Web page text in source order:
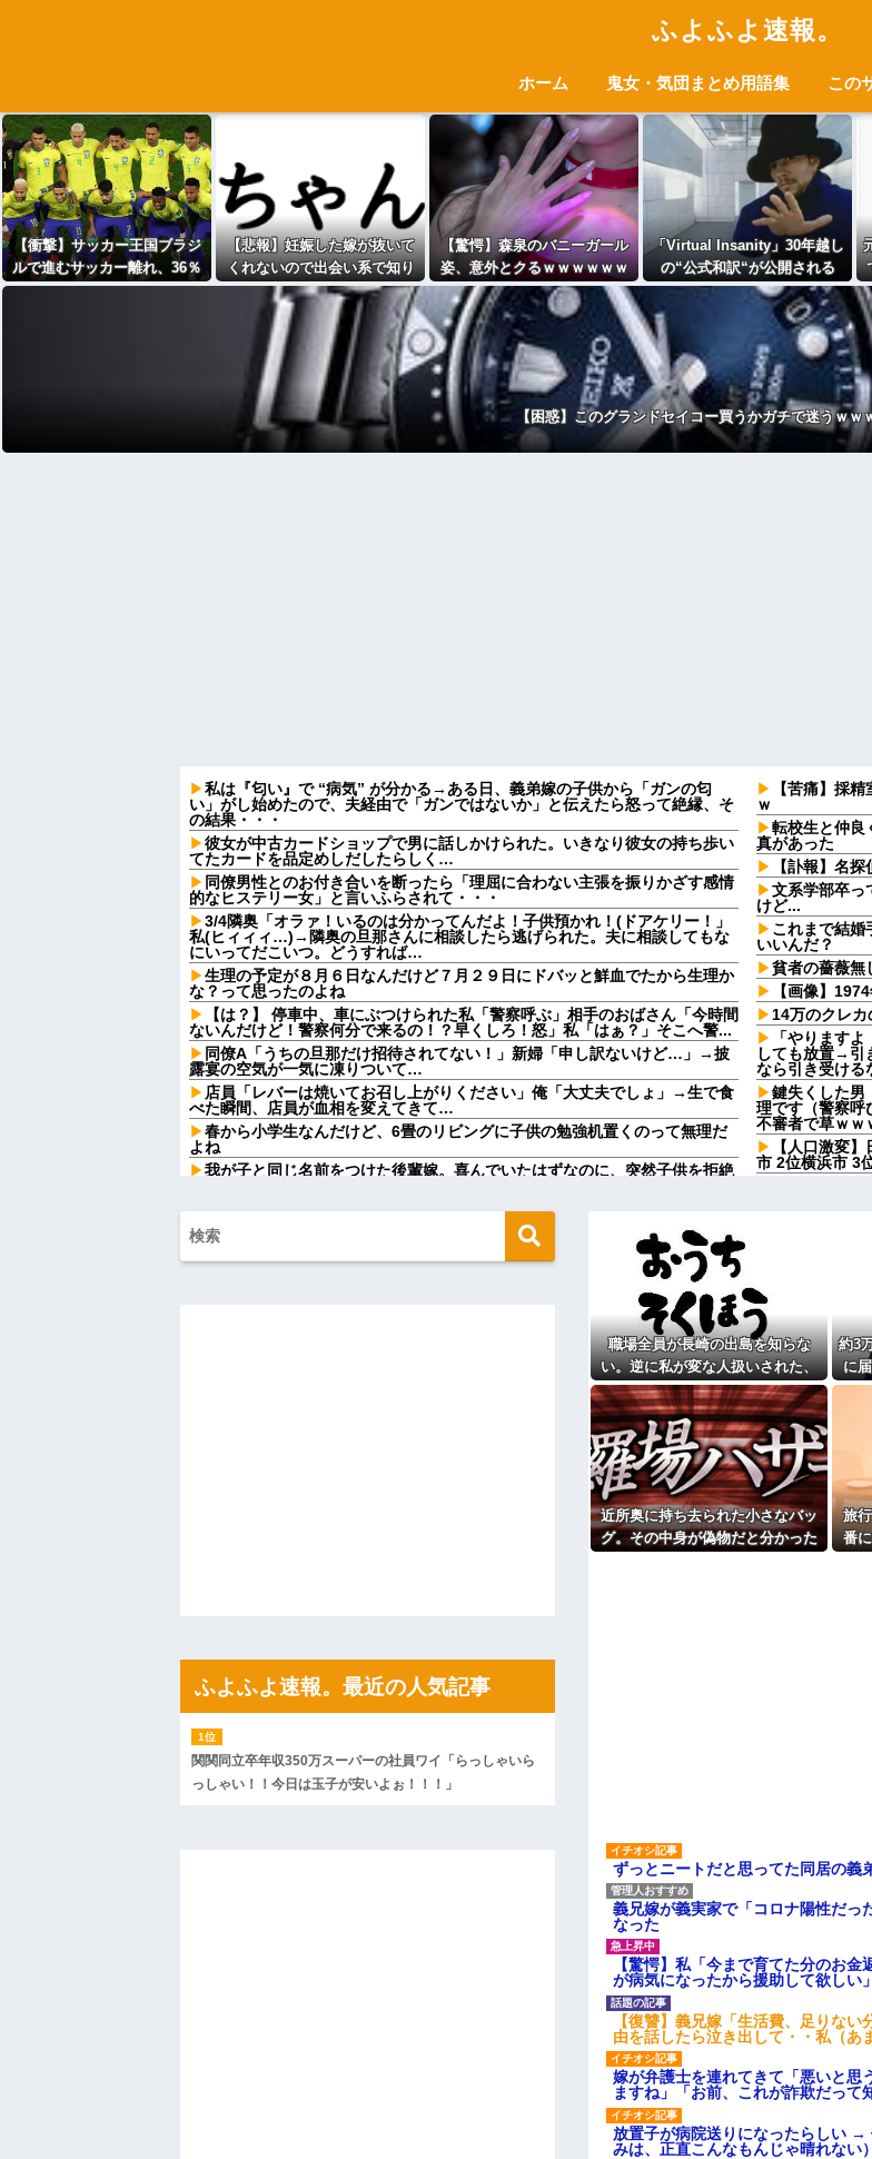
ふよふよ速報。
ホーム 鬼女・気団まとめ用語集 この
【衝撃】サッカー王国ブラジ
ルで進むサッカー離れ、36％
が「関心な
【悲報】妊娠した嫁が抜いて
くれないので出会い系で知り
合った女とやったwwww
【驚愕】森泉のバニーガール
姿、意外とクるｗｗｗｗｗｗ
ｗｗｗｗ (※画像あり)
「Virtual Insanity」30年越し
の“公式和訳“が公開される
【困惑】このグランドセイコー買うかガチで迷うｗｗ
私は『匂い』で “病気” が分かる→ある日、義弟嫁の子供から「ガンの匂
い」がし始めたので、夫経由で「ガンではないか」と伝えたら怒って絶縁、そ
の結果・・・
彼女が中古カードショップで男に話しかけられた。いきなり彼女の持ち歩い
てたカードを品定めしだしたらしく…
同僚男性とのお付き合いを断ったら「理屈に合わない主張を振りかざす感情
的なヒステリー女」と言いふらされて・・・
3/4隣奥「オラァ！いるのは分かってんだよ！子供預かれ！(ドアケリー！」
私(ヒィィィ…)→隣奥の旦那さんに相談したら逃げられた。夫に相談してもな
にいってだこいつ。どうすれば…
生理の予定が８月６日なんだけど７月２９日にドバッと鮮血でたから生理か
な？って思ったのよね
【は？】 停車中、車にぶつけられた私「警察呼ぶ」相手のおばさん「今時間
ないんだけど！警察何分で来るの！？早くしろ！怒」私「はぁ？」そこへ警...
同僚A「うちの旦那だけ招待されてない！」新婦「申し訳ないけど…」→披
露宴の空気が一気に凍りついて…
店員「レバーは焼いてお召し上がりください」俺「大丈夫でしょ」→生で食
べた瞬間、店員が血相を変えてきて…
春から小学生なんだけど、6畳のリビングに子供の勉強机置くのって無理だ
よね
我が子と同じ名前をつけた後輩嫁。喜んでいたはずなのに、突然子供を拒絶
お腹の中にいる子供が男だと判明したら嫁がキレ出した。嫁はどうしても女
が欲しかったらしく...
【悲報】 ワイ「ラーメン一袋だけじゃ足らんわ！二袋作ったろ！」→結果ｗ
ｗｗ
【爆笑動画】ママさん「新しい洗濯機買って1発目に回したらコレw」←こw
【画像】令和最新版の宇垣美里さん←こう言うのでいいんだよが目一杯詰ま
移民ベトナム女達の宅飲み、レベチｗｗｗｗｗｗｗｗｗｗｗｗｗｗｗｗｗｗ
【驚愕】SNSで異性とやりとり《不倫》になる？→既婚男女の約7割がまさ
【画像】ディズニーのおいなり巻（600円）、流石にアレすぎて賛否両論の
俺「ゲーム機どこ？」親「ちょっと借りたよ」→どうぶつの森を開いた瞬
ハードオフに売っていた4万4000円のフィギュアがヤバすぎるｗｗｗｗｗｗ
後続車にクラクションを鳴らされ彼氏が逆切れ。「何クラクション鳴らして
んだ！降りてこいよ！」と怒鳴りだし...
【衝撃】報酬100万円超の治験募集がこちらｗｗｗｗｗ(※画像あり)
ｗｗｗｗｗｗｗｗｗｗ
【愕然】白のクラウン俺氏、高速道路左車線を制限速度で走った結果
wwwwwwwwwwww
【苦痛】採
ｗ
転校生と仲良
真があった
【訃報】名
文系学部卒っ
けど...
これまで結婚
いいんだ？
貧者の薔薇無
【画像】
14万のクレ
「やります
しても放置→引
なら引き受ける
鍵失くした男
理です（警察呼
不審者で草ｗｗ
【人口激変
市 2位横浜市 3
い………負け組
鍵失くした
理です（警察
夫も私も10
たら、義妹が出
絡が…
お盆になると
いいよ」って言
ねりけしで作
顔で返された
【驚愕】サー
来たんだがｗｗ
転校生と仲良
真があった
パートの面接
す」って熱弁し
主な税金の成
職場全員が長崎の出島を知らな
い。逆に私が変な人扱いされた、
一般常識だと思ってたのに
約3
に
そ
近所奥に持ち去られた小さなバッ
グ。その中身が偽物だと分かった
旅
番
ずっとニートだと思ってた同居の
義兄嫁が義実家で「コロナ陽性だっ
なった
【驚愕】私「今まで育てた分のお
が病気になったから援助して欲しい
【復讐】義兄嫁「生活費、足りな
由を話したら泣き出して・・私（あ
嫁が弁護士を連れてきて「悪いと
ますね」「お前、これが詐欺だって
放置子が病院送りになったらしい
みは、正直こんなもんじゃ晴れない）
ふよふよ速報。最近の人気記事
関関同立卒年収350万スーパーの社員ワイ「らっしゃいら
っしゃい！！今日は玉子が安いよぉ！！！」